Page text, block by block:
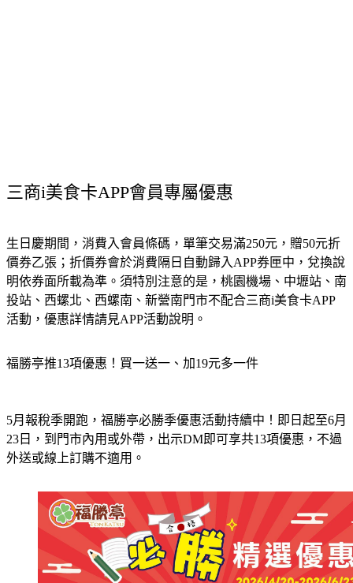
三商i美食卡APP會員專屬優惠
生日慶期間，消費入會員條碼，單筆交易滿250元，贈50元折
價券乙張；折價券會於消費隔日自動歸入APP券匣中，兌換說
明依券面所載為準。須特別注意的是，桃園機場、中壢站、南
投站、西螺北、西螺南、新營南門市不配合三商i美食卡APP
活動，優惠詳情請見APP活動說明。
福勝亭推13項優惠！買一送一、加19元多一件
5月報稅季開跑，福勝亭必勝季優惠活動持續中！即日起至6月
23日，到門市內用或外帶，出示DM即可享共13項優惠，不過
外送或線上訂購不適用。